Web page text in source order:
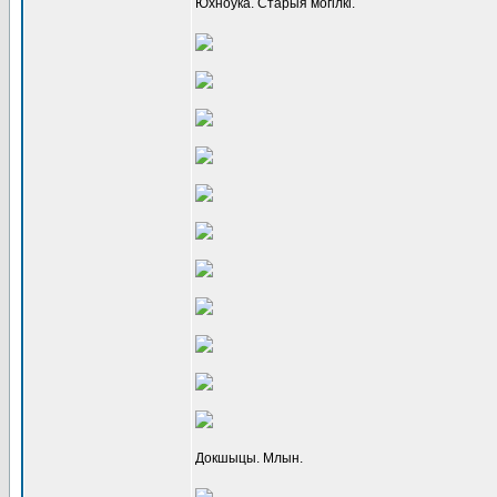
Юхноўка. Старыя могілкі.
Докшыцы. Млын.